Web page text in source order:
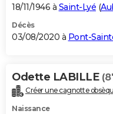
18/11/1946 à Saint-Lyé (
Décès
03/08/2020 à Pont-
Odette LABILLE
Créer une cagnotte
Naissance